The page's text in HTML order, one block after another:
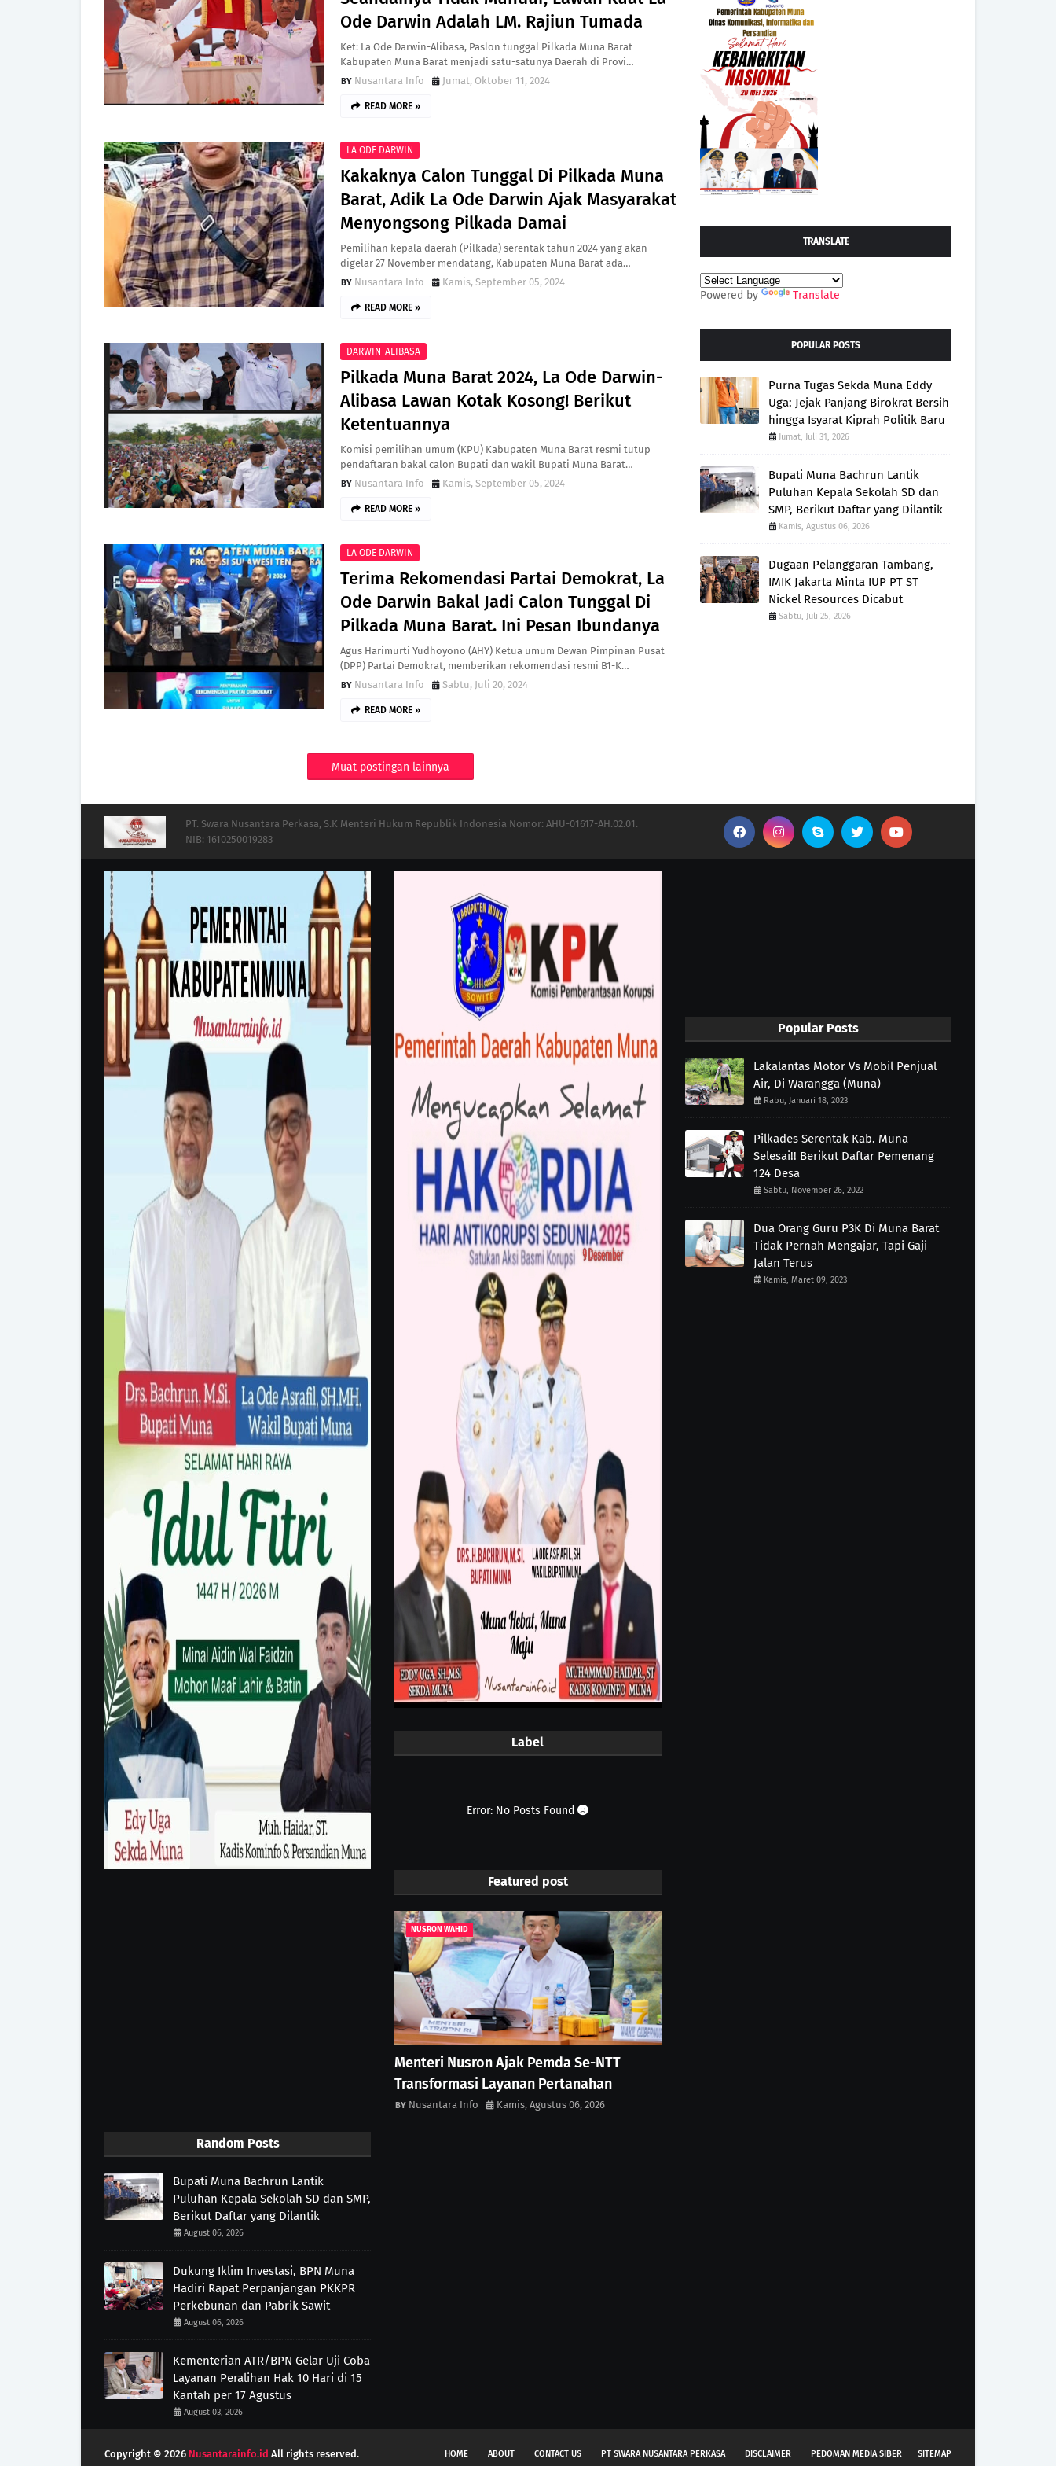
Ode Darwin Adalah LM. Rajiun Tumada
Ket: La Ode Darwin-Alibasa, Paslon tunggal Pilkada Muna Barat
Kabupaten Muna Barat menjadi satu-satunya Daerah di Provi…
Nusantara Info
Jumat, Oktober 11, 2024
READ MORE »
LA ODE DARWIN
Kakaknya Calon Tunggal Di Pilkada Muna
Barat, Adik La Ode Darwin Ajak Masyarakat
Menyongsong Pilkada Damai
Pemilihan kepala daerah (Pilkada) serentak tahun 2024 yang akan
digelar 27 November mendatang, Kabupaten Muna Barat ada…
Nusantara Info
Kamis, September 05, 2024
READ MORE »
DARWIN-ALIBASA
Pilkada Muna Barat 2024, La Ode Darwin-
Alibasa Lawan Kotak Kosong! Berikut
Ketentuannya
Komisi pemilihan umum (KPU) Kabupaten Muna Barat resmi tutup
pendaftaran bakal calon Bupati dan wakil Bupati Muna Barat…
Nusantara Info
Kamis, September 05, 2024
READ MORE »
LA ODE DARWIN
Terima Rekomendasi Partai Demokrat, La
Ode Darwin Bakal Jadi Calon Tunggal Di
Pilkada Muna Barat. Ini Pesan Ibundanya
Agus Harimurti Yudhoyono (AHY) Ketua umum Dewan Pimpinan Pusat
(DPP) Partai Demokrat, memberikan rekomendasi resmi B1-K…
Nusantara Info
Sabtu, Juli 20, 2024
READ MORE »
Muat postingan lainnya
TRANSLATE
Powered by Translate
POPULAR POSTS
Purna Tugas Sekda Muna Eddy
Uga: Jejak Panjang Birokrat Bersih
hingga Isyarat Kiprah Politik Baru
Jumat, Juli 31, 2026
Bupati Muna Bachrun Lantik
Puluhan Kepala Sekolah SD dan
SMP, Berikut Daftar yang Dilantik
Kamis, Agustus 06, 2026
Dugaan Pelanggaran Tambang,
IMIK Jakarta Minta IUP PT ST
Nickel Resources Dicabut
Sabtu, Juli 25, 2026
PT. Swara Nusantara Perkasa, S.K Menteri Hukum Republik Indonesia Nomor: AHU-01617-AH.02.01.
NIB: 1610250019283
Random Posts
Bupati Muna Bachrun Lantik
Puluhan Kepala Sekolah SD dan SMP,
Berikut Daftar yang Dilantik
August 06, 2026
Dukung Iklim Investasi, BPN Muna
Hadiri Rapat Perpanjangan PKKPR
Perkebunan dan Pabrik Sawit
August 06, 2026
Kementerian ATR/BPN Gelar Uji Coba
Layanan Peralihan Hak 10 Hari di 15
Kantah per 17 Agustus
August 03, 2026
Label
Error: No Posts Found
Featured post
NUSRON WAHID
Menteri Nusron Ajak Pemda Se-NTT
Transformasi Layanan Pertanahan
Nusantara Info Kamis, Agustus 06, 2026
Popular Posts
Lakalantas Motor Vs Mobil Penjual
Air, Di Warangga (Muna)
Rabu, Januari 18, 2023
Pilkades Serentak Kab. Muna
Selesai!! Berikut Daftar Pemenang
124 Desa
Sabtu, November 26, 2022
Dua Orang Guru P3K Di Muna Barat
Tidak Pernah Mengajar, Tapi Gaji
Jalan Terus
Kamis, Maret 09, 2023
HOME ABOUT CONTACT US PT SWARA NUSANTARA PERKASA DISCLAIMER PEDOMAN MEDIA SIBER SITEMAP
Copyright © 2026 Nusantarainfo.id All rights reserved.